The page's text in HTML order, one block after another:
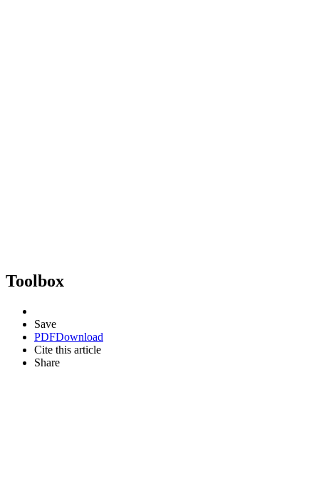
Toolbox
Save
PDFDownload
Cite this article
Share